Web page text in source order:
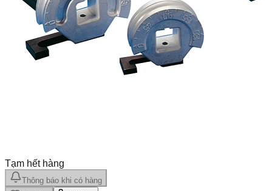
Tạm hết hàng
Thông báo khi có hàng